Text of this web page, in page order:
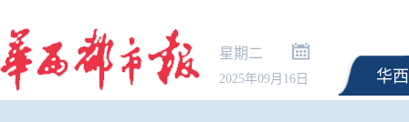
星期二
2025年09月16日 华